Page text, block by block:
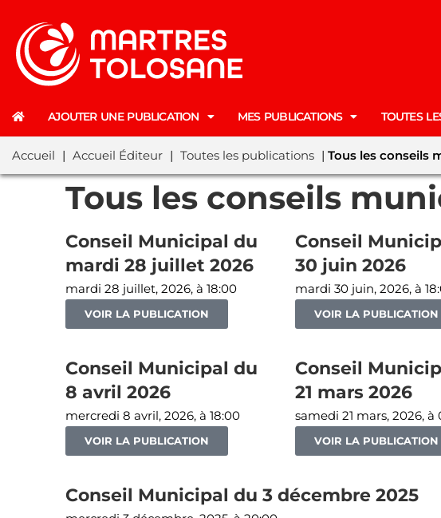
AJOUTER UNE PUBLICATION MES PUBLICATIONS TOUTES
Accueil | Accueil Éditeur | Toutes les publications | Tous les conseils
Tous les conseils
Conseil Municipal du
mardi 28 juillet 2026
mardi 28 juillet, 2026, à 18:00
VOIR LA PUBLICATION
Conseil
30 juin 2026
mardi 30 juin, 2026, à
VOIR LA PUBLICATION
Conseil Municipal du
8 avril 2026
mercredi 8 avril, 2026, à 18:00
VOIR LA PUBLICATION
Conseil
21 mars 2026
samedi 21 mars, 2026, à
VOIR LA PUBLICATION
Conseil Municipal du 3 décembre 2025